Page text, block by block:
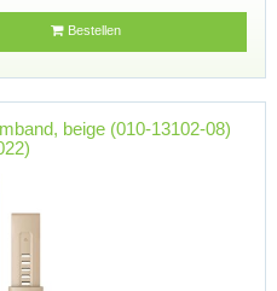
Bestellen
beige (010-13102-08)